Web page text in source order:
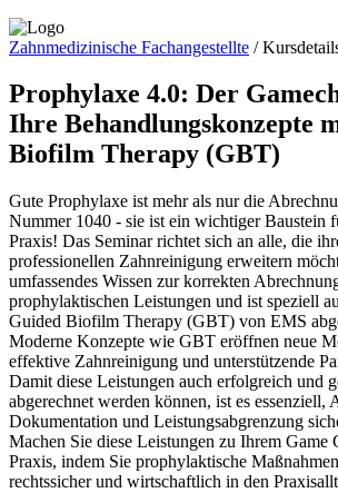
Zahnmedizinische Fachangestellte /
Prophylaxe 4.0: Der
Ihre Behandlungskonzepte
Biofilm Therapy (GBT)
Gute Prophylaxe ist mehr als nur die
Nummer 1040 - sie ist ein wichtiger Baustein
Praxis! Das Seminar richtet sich an alle, die
professionellen Zahnreinigung erweitern
umfassendes Wissen zur korrekten
prophylaktischen Leistungen und ist speziell
Guided Biofilm Therapy (GBT) von EMS
Moderne Konzepte wie GBT eröffnen neue
effektive Zahnreinigung und unterstützende
Damit diese Leistungen auch erfolgreich und
abgerechnet werden können, ist es essenziell,
Dokumentation und Leistungsabgrenzung
Machen Sie diese Leistungen zu Ihrem Game
Praxis, indem Sie prophylaktische
rechtssicher und wirtschaftlich in den